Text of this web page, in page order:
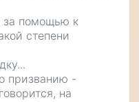
за помощью к
степени
призванию -
на